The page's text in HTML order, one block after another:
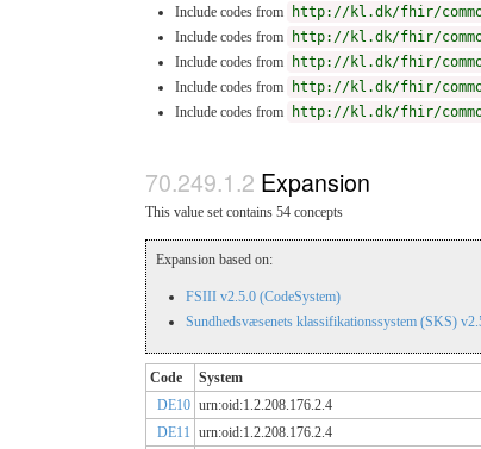
Include codes from
http://kl.dk/fhir/
Include codes from
http://kl.dk/fhir/
Include codes from
http://kl.dk/fhir/
Include codes from
http://kl.dk/fhir/
Include codes from
http://kl.dk/fhir/
Expansion
This value set contains 54 concepts
Expansion based on:
FSIII v2.5.0 (CodeSystem)
Sundhedsvæsenets klassifikationssystem (SKS)
Code System
DE10 urn:oid:1.2.208.176.2.4
DE11
urn:oid:1.2.208.176.2.4